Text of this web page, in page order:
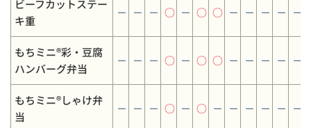
ビーフカットステー
キ重
－ － － ○ － ○ ○ － － － － －
もちミニ®彩・豆腐
ハンバーグ弁当
－ － － ○ － ○ ○ － － － － －
もちミニ®しゃけ弁
当
－ － － ○ － ○ － － － － － －